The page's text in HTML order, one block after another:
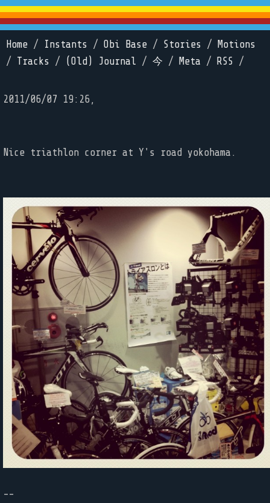
Home / Instants / Obi Base / Stories /
Motions
/ Tracks / (Old) Journal / 今 / Meta / RSS /
2011/06/07 19:26,
Nice triathlon corner at Y's road yokohama.
--